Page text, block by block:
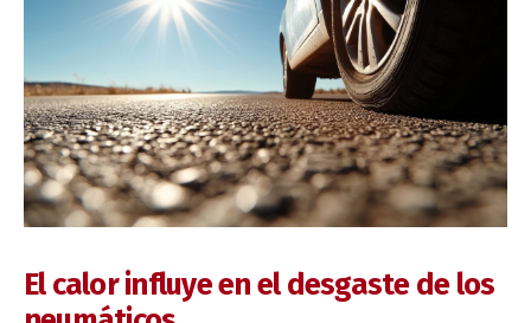
El calor influye en el desgaste de los